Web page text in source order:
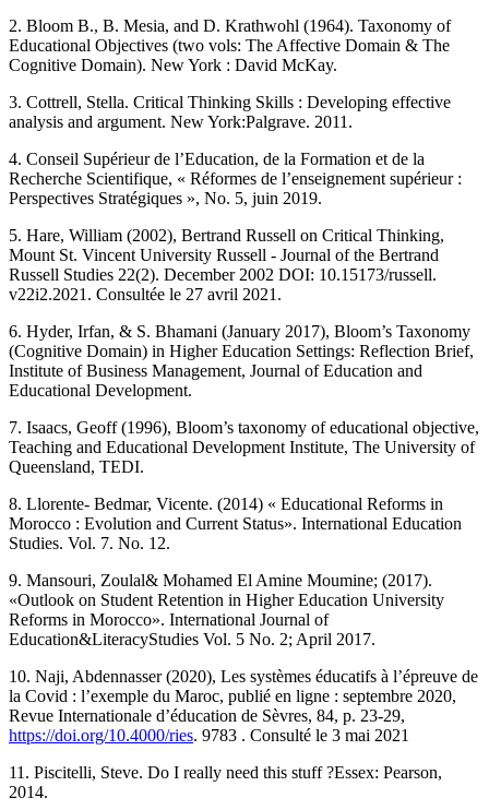
2. Bloom B., B. Mesia, and D. Krathwohl (1964). Taxonomy of
Educational Objectives (two vols: The Affective Domain & The
Cognitive Domain). New York : David McKay.
3. Cottrell, Stella. Critical Thinking Skills : Developing effective
analysis and argument. New York:Palgrave. 2011.
4. Conseil Supérieur de l’Education, de la Formation et de la
Recherche Scientifique, « Réformes de l’enseignement supérieur :
Perspectives Stratégiques », No. 5, juin 2019.
5. Hare, William (2002), Bertrand Russell on Critical Thinking,
Mount St. Vincent University Russell - Journal of the Bertrand
Russell Studies 22(2). December 2002 DOI: 10.15173/russell.
v22i2.2021. Consultée le 27 avril 2021.
6. Hyder, Irfan, & S. Bhamani (January 2017), Bloom’s Taxonomy
(Cognitive Domain) in Higher Education Settings: Reflection Brief,
Institute of Business Management, Journal of Education and
Educational Development.
7. Isaacs, Geoff (1996), Bloom’s taxonomy of educational objective,
Teaching and Educational Development Institute, The University of
Queensland, TEDI.
8. Llorente- Bedmar, Vicente. (2014) « Educational Reforms in
Morocco : Evolution and Current Status». International Education
Studies. Vol. 7. No. 12.
9. Mansouri, Zoulal& Mohamed El Amine Moumine; (2017).
«Outlook on Student Retention in Higher Education University
Reforms in Morocco». International Journal of
Education&LiteracyStudies Vol. 5 No. 2; April 2017.
10. Naji, Abdennasser (2020), Les systèmes éducatifs à l’épreuve de
la Covid : l’exemple du Maroc, publié en ligne : septembre 2020,
Revue Internationale d’éducation de Sèvres, 84, p. 23-29,
https://doi.org/10.4000/ries. 9783 . Consulté le 3 mai 2021
11. Piscitelli, Steve. Do I really need this stuff ?Essex: Pearson,
2014.